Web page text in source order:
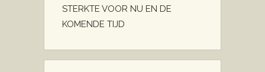
STERKTE VOOR NU EN DE
KOMENDE TIJD